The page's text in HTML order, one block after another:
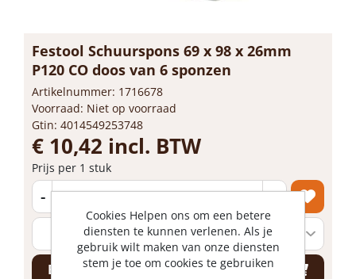
Festool Schuurspons 69 x 98 x 26mm
P120 CO doos van 6 sponzen
Artikelnummer: 1716678
Voorraad: Niet op voorraad
Gtin: 4014549253748
€ 10,42 incl. BTW
Prijs per 1 stuk
- +
Bestel nu!
Cookies Helpen ons om een betere
diensten te kunnen verlenen. Als je
gebruik wilt maken van onze diensten
stem je toe om cookies te gebruiken